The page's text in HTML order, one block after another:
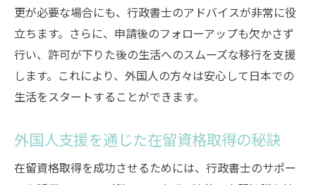
更が必要な場合にも、行政書士のアドバイスが非常に役
立ちます。さらに、申請後のフォローアップも欠かさず
行い、許可が下りた後の生活へのスムーズな移行を支援
します。これにより、外国人の方々は安心して日本での
生活をスタートすることができます。
外国人支援を通じた在留資格取得の秘訣
在留資格取得を成功させるためには、行政書士のサポー